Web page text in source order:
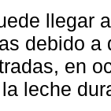
llegar
debido
en
leche